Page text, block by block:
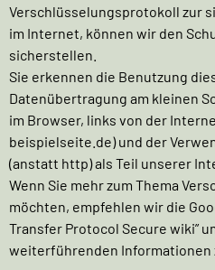
Verschlüsselungsprotokoll zur
im Internet, können wir den
sicherstellen.
Sie erkennen die Benutzung
Datenübertragung am kleinen
im Browser, links von der
beispielseite.de) und der
(anstatt http) als Teil unserer
Wenn Sie mehr zum Thema
möchten, empfehlen wir die
Transfer Protocol Secure wiki”
weiterführenden Informationen